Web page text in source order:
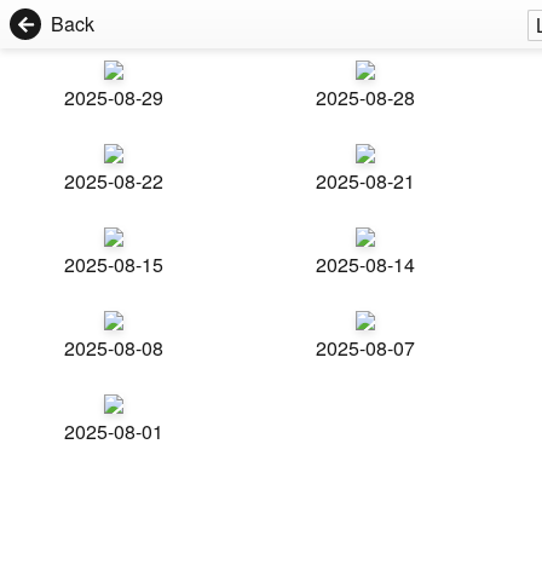
Back
2025-08-29 2025-08-28
2025-08-22 2025-08-21
2025-08-15 2025-08-14
2025-08-08 2025-08-07
2025-08-01